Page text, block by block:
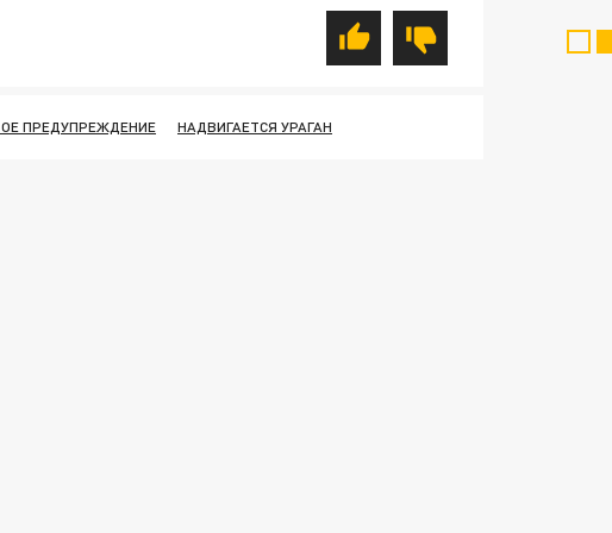
ПРЕДУПРЕЖДЕНИЕ НАДВИГАЕТСЯ УРАГАН